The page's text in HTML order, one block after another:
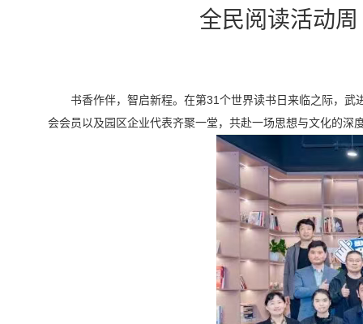
全民阅读活动
书香作伴，智启新程。在第31个世界读书日来临之际，武
会会员以及园区企业代表齐聚一堂，共赴一场思想与文化的